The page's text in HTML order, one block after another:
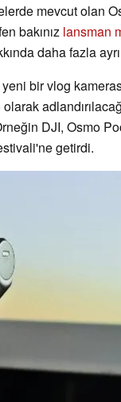
mevcut olan
bakınız lansman
daha fazla
bir vlog
DJI, Osmo
getirdi.